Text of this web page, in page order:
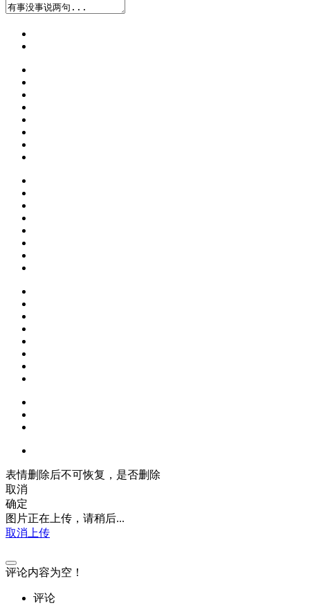
表情删除后不可恢复，是否删除
取消
确定
图片正在上传，请稍后...
取消上传
评论内容为空！
评论